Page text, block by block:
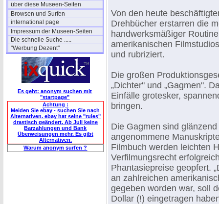
über diese Museen-Seiten
Browsen und Surfen
international page
Impressum der Museen-Seiten
Die schnelle Suche .....
"Werbung Dezent"
Es geht: anonym suchen mit
"startpage"
Achtung :
Meiden Sie ebay - suchen Sie nach
Alternativen. ebay hat seine "rules"
drastisch geändert. Ab Juli keine
Barzahlungen und Bank
Überweisungen mehr. Es gibt
Alternativen.
Warum anonym surfen ?
Von den heute
Drehbücher erstarren die
handwerksmäßiger
amerikanischen
und rubriziert.
Die großen
„Dichter" und „Gagmen".
Einfälle grotesker,
bringen.
Die Gagmen sind
angenommene
Filmbuch werden leichten
Verfilmungsrecht
Phantasiepreise geopfert.
an zahlreichen
gegeben worden war, soll
Dollar (!) eingetragen